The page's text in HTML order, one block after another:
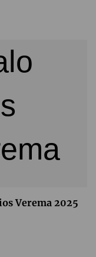
Verema 2025